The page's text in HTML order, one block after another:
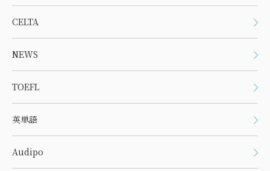
CELTA
NEWS
TOEFL
英単語
Audipo